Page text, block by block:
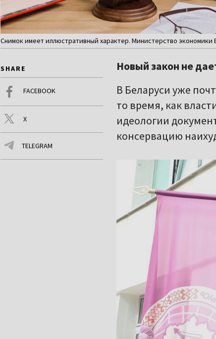
Снимок имеет иллюстративный характер. Министерство экономики
SHARE
FACEBOOK
X
TELEGRAM
Новый закон не
В Беларуси уже
то время, как
идеологии
консервацию